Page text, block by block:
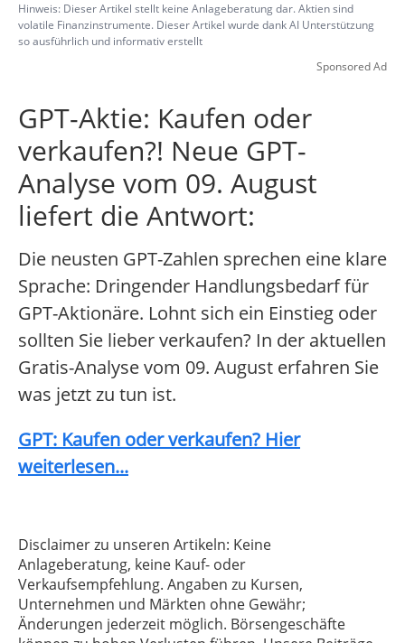
Hinweis: Dieser Artikel stellt keine Anlageberatung dar. Aktien sind
volatile Finanzinstrumente. Dieser Artikel wurde dank AI Unterstützung
so ausführlich und informativ erstellt
Sponsored Ad
GPT-Aktie: Kaufen oder
verkaufen?! Neue GPT-
Analyse vom 09. August
liefert die Antwort:
Die neusten GPT-Zahlen sprechen eine klare
Sprache: Dringender Handlungsbedarf für
GPT-Aktionäre. Lohnt sich ein Einstieg oder
sollten Sie lieber verkaufen? In der aktuellen
Gratis-Analyse vom 09. August erfahren Sie
was jetzt zu tun ist.
GPT: Kaufen oder verkaufen? Hier
weiterlesen...
Disclaimer zu unseren Artikeln: Keine
Anlageberatung, keine Kauf- oder
Verkaufsempfehlung. Angaben zu Kursen,
Unternehmen und Märkten ohne Gewähr;
Änderungen jederzeit möglich. Börsengeschäfte